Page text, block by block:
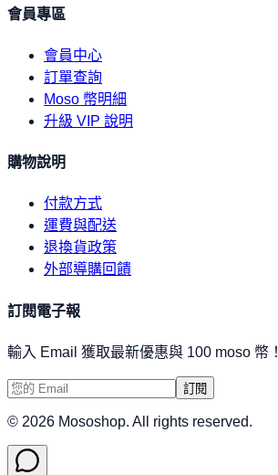
會員專區
會員中心
訂單查詢
Moso 幣明細
升級 VIP 說明
購物說明
付款方式
運費與配送
退換貨政策
外部導購回饋
訂閱電子報
輸入 Email 獲取最新優惠與 100 moso 幣！
訂閱
© 2026 Mososhop. All rights reserved.